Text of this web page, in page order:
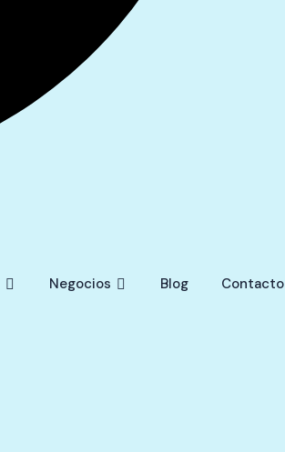
Negocios Blog Contacto